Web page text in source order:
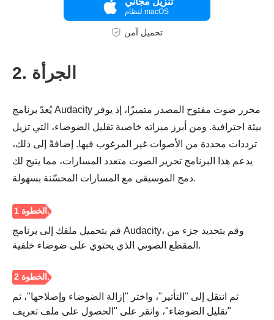
لنظام macOS
تحميل آمن
2. الجرأة
يُعدّ برنامج Audacity محرر صوت مفتوح المصدر متميزًا، إذ يوفر
بيئة احترافية. ومن أبرز ميزاته خاصية تقليل الضوضاء، التي تزيل
ترددات محددة من الأصوات غير المرغوب فيها. إضافةً إلى ذلك،
يدعم هذا البرنامج تحرير الصوت متعدد المسارات، مما يتيح لك
دمج الموسيقى مع المسارات المحسّنة بسهولة.
قم بتحميل ملفك إلى برنامج Audacity، وقم بتحديد جزء من
المقطع الصوتي الذي يحتوي على ضوضاء خلفية.
ثم انتقل إلى "التأثير"، واختر "إزالة الضوضاء وإصلاحها"، ثم
"تقليل الضوضاء"، وانقر على "الحصول على ملف تعريف